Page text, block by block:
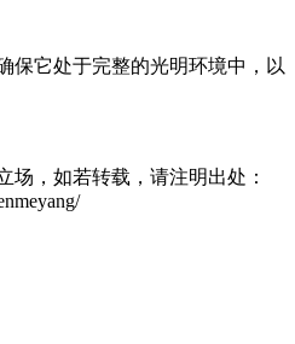
保它处于完整的光明环境中，以
场，如若转载，请注明出处：